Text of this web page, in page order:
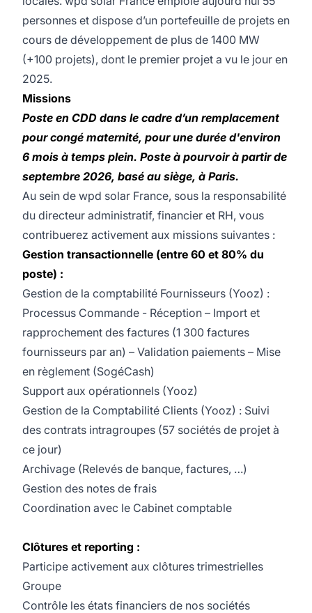
personnes et dispose d’un portefeuille de projets en
cours de développement de plus de 1400 MW
(+100 projets), dont le premier projet a vu le jour en
2025.
Missions
Poste en CDD dans le cadre d’un remplacement
pour congé maternité, pour une durée d'environ
6 mois à temps plein. Poste à pourvoir à partir de
septembre 2026, basé au siège, à Paris.
Au sein de wpd solar France, sous la responsabilité
du directeur administratif, financier et RH, vous
contribuerez activement aux missions suivantes :
Gestion transactionnelle (entre 60 et 80% du
poste) :
Gestion de la comptabilité Fournisseurs (Yooz) :
Processus Commande - Réception – Import et
rapprochement des factures (1 300 factures
fournisseurs par an) – Validation paiements – Mise
en règlement (SogéCash)
Support aux opérationnels (Yooz)
Gestion de la Comptabilité Clients (Yooz) : Suivi
des contrats intragroupes (57 sociétés de projet à
ce jour)
Archivage (Relevés de banque, factures, …)
Gestion des notes de frais
Coordination avec le Cabinet comptable
Clôtures et reporting :
Participe activement aux clôtures trimestrielles
Groupe
Contrôle les états financiers de nos sociétés